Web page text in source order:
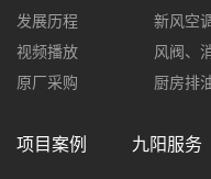
发展历程
视频播放
原厂采购
新风空
风阀、
厨房排
项目案例 九阳服务